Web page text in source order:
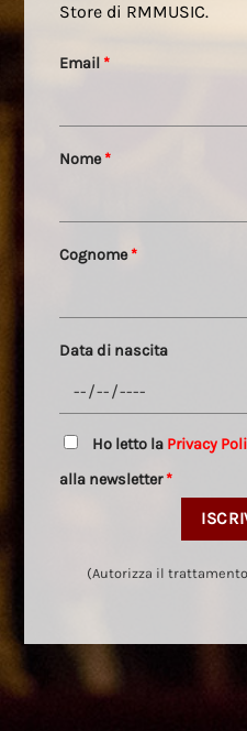
Store di RMMUSIC.
Email*
Nome*
Cognome*
Data di nascita
Ho letto la Privacy
alla newsletter*
(Autorizza il